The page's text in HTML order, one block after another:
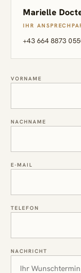
Marielle
IHR
+43 664 8873
VORNAME
NACHNAME
E-MAIL
TELEFON
NACHRICHT